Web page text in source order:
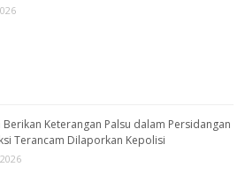
Berikan Keterangan Palsu dalam Persidangan
Terancam Dilaporkan Kepolisi